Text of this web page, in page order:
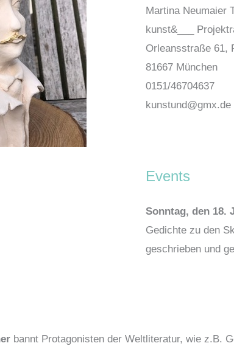
Martina Neumaier
kunst&___
Orleansstraße 61,
81667 München
0151/46704637
kunstund@gmx.de
Events
Sonntag, den 18.
Gedichte zu den
geschrieben und
bannt Protagonisten der Weltliteratur, wie z.B.